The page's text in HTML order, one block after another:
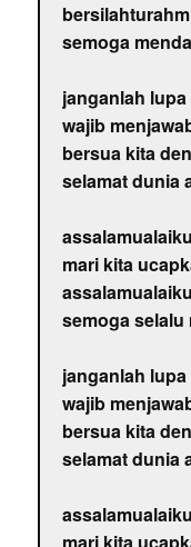
semoga
janganlah
wajib
bersua kita
selamat dunia
mari kita
semoga selalu
janganlah
wajib
bersua kita
selamat dunia